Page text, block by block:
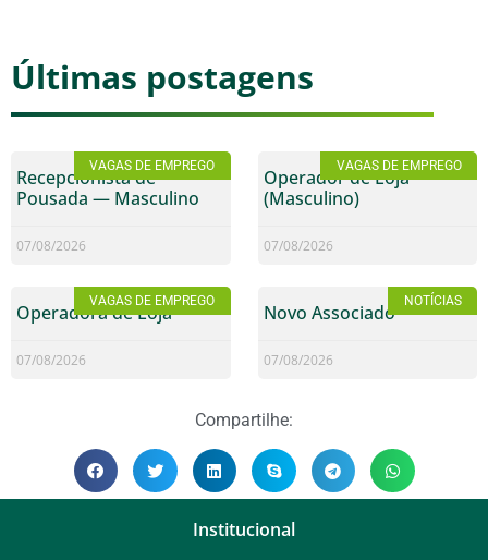
Últimas postagens
VAGAS DE EMPREGO
Recepcionista de
Pousada — Masculino
07/08/2026
VAGAS DE EMPREGO
Operador de Loja
(Masculino)
07/08/2026
VAGAS DE EMPREGO
Operadora de Loja
07/08/2026
NOTÍCIAS
Novo Associado
07/08/2026
Compartilhe:
Institucional